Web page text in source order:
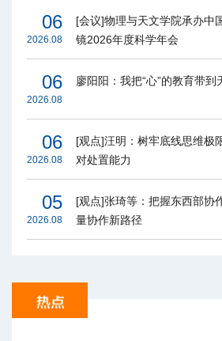
06
2026.08
[会议]物理与天文学院承办中
镜2026年度科学年会
06
2026.08
廖阳阳：我把“心”的教育带到
06
2026.08
[观点]汪明：树牢底线思维极
对处置能力
05
2026.08
[观点]张琦等：把握东西部协
量协作新路径